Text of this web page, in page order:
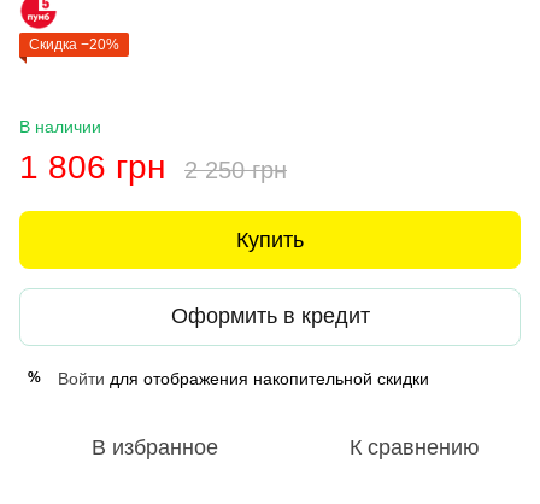
Скидка −20%
В наличии
1 806 грн 2 250 грн
Купить
Оформить в кредит
% Войти для отображения накопительной скидки
В избранное К сравнению